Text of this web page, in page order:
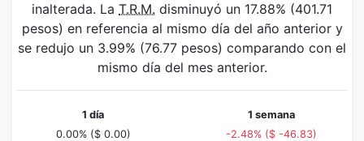
inalterada. La T.R.M. disminuyó un 17.88% (401.71
pesos) en referencia al mismo día del año anterior y
se redujo un 3.99% (76.77 pesos) comparando con el
mismo día del mes anterior.
1 día
0.00% ($ 0.00)
1 semana
-2.48% ($ -46.83)